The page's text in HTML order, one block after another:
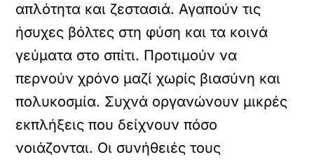
απλότητα και ζεστασιά. Αγαπούν τις
ήσυχες βόλτες στη φύση και τα κοινά
γεύματα στο σπίτι. Προτιμούν να
περνούν χρόνο μαζί χωρίς βιασύνη και
πολυκοσμία. Συχνά οργανώνουν μικρές
εκπλήξεις που δείχνουν πόσο
νοιάζονται. Οι συνήθειές τους